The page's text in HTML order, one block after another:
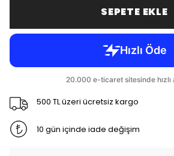
SEPETE EKLE
500 TL üzeri ücretsiz kargo
10 gün içinde iade değişim